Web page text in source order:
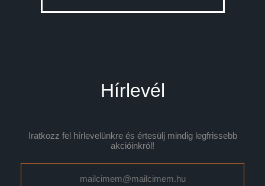
Hírlevél
Iratkozz fel hírlevelünkre és értesülj mindig legfrissebb
akcióinkról!